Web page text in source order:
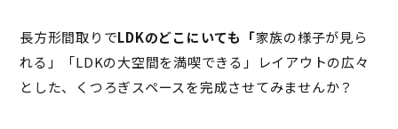
長方形間取りでLDKのどこにいても「家族の様子が見ら
れる」「LDKの大空間を満喫できる」レイアウトの広々
とした、くつろぎスペースを完成させてみませんか？